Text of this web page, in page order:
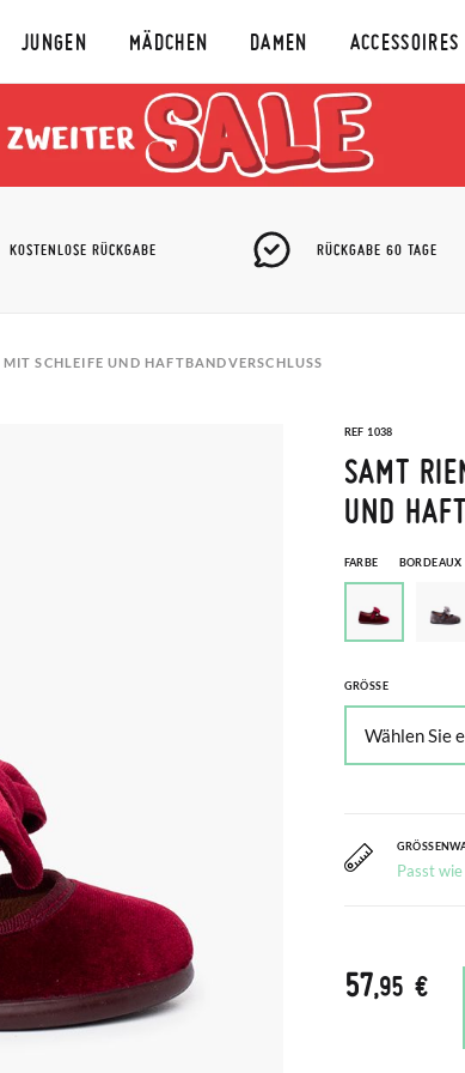
JUNGEN MÄDCHEN DAMEN ACCESSOIRES
KOSTENLOSE RÜCKGABE RÜCKGABE 60 TAGE
SCHLEIFE UND HAFTBANDVERSCHLUSS
REF 1038
SAMT
UND
FARBE BORDEAUX
GRÖSSE
Passt
57,95 €